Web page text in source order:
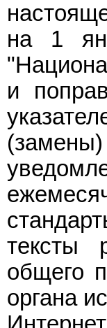
на 1
и
(замены)
тексты
общего
органа